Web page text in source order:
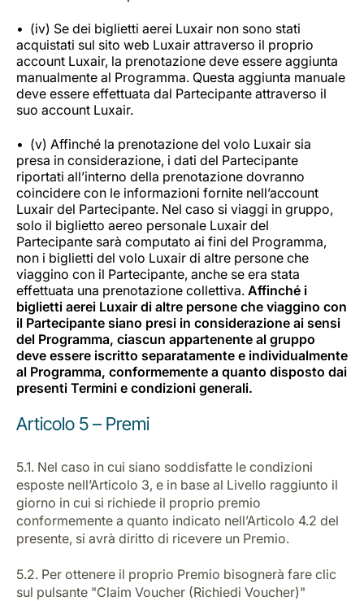
(iv) Se dei biglietti aerei Luxair non sono stati
acquistati sul sito web Luxair attraverso il proprio
account Luxair, la prenotazione deve essere aggiunta
manualmente al Programma. Questa aggiunta manuale
deve essere effettuata dal Partecipante attraverso il
suo account Luxair.
(v) Affinché la prenotazione del volo Luxair sia
presa in considerazione, i dati del Partecipante
riportati all’interno della prenotazione dovranno
coincidere con le informazioni fornite nell’account
Luxair del Partecipante. Nel caso si viaggi in gruppo,
solo il biglietto aereo personale Luxair del
Partecipante sarà computato ai fini del Programma,
non i biglietti del volo Luxair di altre persone che
viaggino con il Partecipante, anche se era stata
effettuata una prenotazione collettiva. Affinché i
biglietti aerei Luxair di altre persone che viaggino con
il Partecipante siano presi in considerazione ai sensi
del Programma, ciascun appartenente al gruppo
deve essere iscritto separatamente e individualmente
al Programma, conformemente a quanto disposto dai
presenti Termini e condizioni generali.
Articolo 5 – Premi
5.1. Nel caso in cui siano soddisfatte le condizioni
esposte nell’Articolo 3, e in base al Livello raggiunto il
giorno in cui si richiede il proprio premio
conformemente a quanto indicato nell’Articolo 4.2 del
presente, si avrà diritto di ricevere un Premio.
5.2. Per ottenere il proprio Premio bisognerà fare clic
sul pulsante "Claim Voucher (Richiedi Voucher)"